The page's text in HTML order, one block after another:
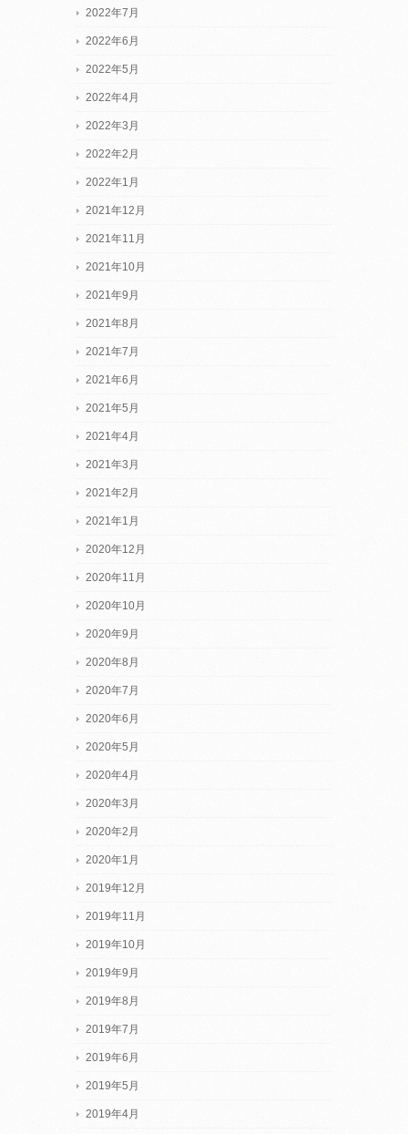
2022年7月
2022年6月
2022年5月
2022年4月
2022年3月
2022年2月
2022年1月
2021年12月
2021年11月
2021年10月
2021年9月
2021年8月
2021年7月
2021年6月
2021年5月
2021年4月
2021年3月
2021年2月
2021年1月
2020年12月
2020年11月
2020年10月
2020年9月
2020年8月
2020年7月
2020年6月
2020年5月
2020年4月
2020年3月
2020年2月
2020年1月
2019年12月
2019年11月
2019年10月
2019年9月
2019年8月
2019年7月
2019年6月
2019年5月
2019年4月